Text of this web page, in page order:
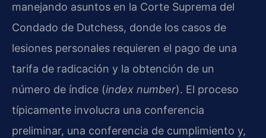
manejando asuntos en la Corte Suprema del
Condado de Dutchess, donde los casos de
lesiones personales requieren el pago de una
tarifa de radicación y la obtención de un
número de índice (index number). El proceso
típicamente involucra una conferencia
preliminar, una conferencia de cumplimiento y,